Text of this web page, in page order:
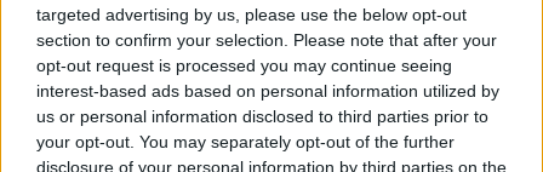
targeted advertising by us, please use the below opt-out
section to confirm your selection. Please note that after your
opt-out request is processed you may continue seeing
interest-based ads based on personal information utilized by
us or personal information disclosed to third parties prior to
your opt-out. You may separately opt-out of the further
disclosure of your personal information by third parties on the
Just nu kostar E85 omkring 30 procent mindre än 95-
oktanig bensin vid pumpen. Eftersom bilen drar omkring
30 procent mer när den går på etanol kostar de två
bränslena ungefär lika mycket att köra på. Eftersom
etanol- och gasbilar är undantagna för malusskatt blir de
dock billigare att äga de första tre åren.